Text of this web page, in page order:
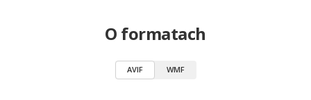
O formatach
AVIF WMF